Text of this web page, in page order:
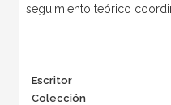
seguimiento teórico
Escritor
Colección